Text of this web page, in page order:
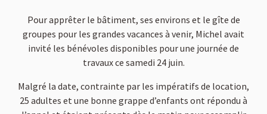
Pour apprêter le bâtiment, ses environs et le gîte de
groupes pour les grandes vacances à venir, Michel avait
invité les bénévoles disponibles pour une journée de
travaux ce samedi 24 juin.
Malgré la date, contrainte par les impératifs de location,
25 adultes et une bonne grappe d’enfants ont répondu à